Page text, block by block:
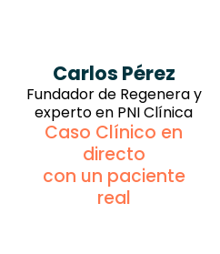
Carlos Pérez
Fundador de Regenera y
experto en PNI Clínica
Caso Clínico en
directo
con un paciente
real